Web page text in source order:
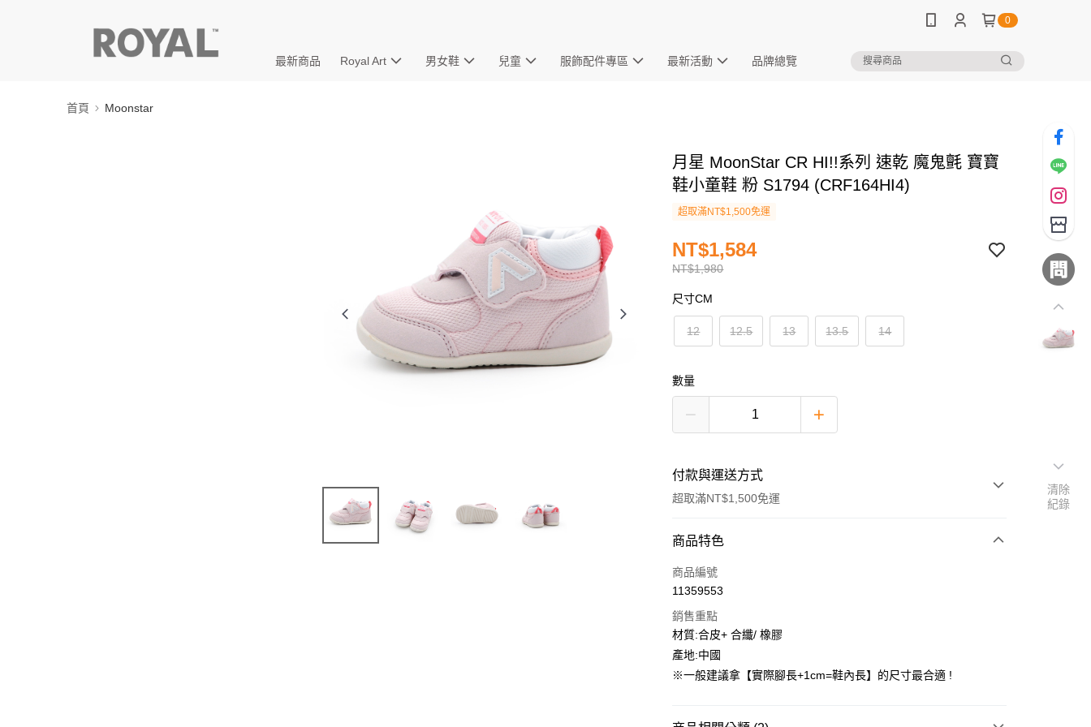
0
最新商品 Royal Art 男女鞋 兒童 服飾配件專區 最新活動 品牌總覽
首頁 Moonstar
月星 MoonStar CR HI!!系列 速乾 魔鬼氈 寶寶
鞋小童鞋 粉 S1794 (CRF164HI4)
超取滿NT$1,500免運
NT$1,980
NT$1,584
尺寸CM
12 12.5 13 13.5 14
數量
付款與運送方式
超取滿NT$1,500免運
付款方式
信用卡一次付款
3 期 0 利率 每期
合作金庫商業銀行
華南商業銀行
彰化商業銀行
臺灣中小企業銀行
超商取貨付款
商品特色
商品編號
11359553
銷售重點
材質:合皮+ 合纖/ 橡膠
產地:中國
※一般建議拿【實際腳長+1cm=鞋內長】的尺寸最合適 !
清除
紀錄